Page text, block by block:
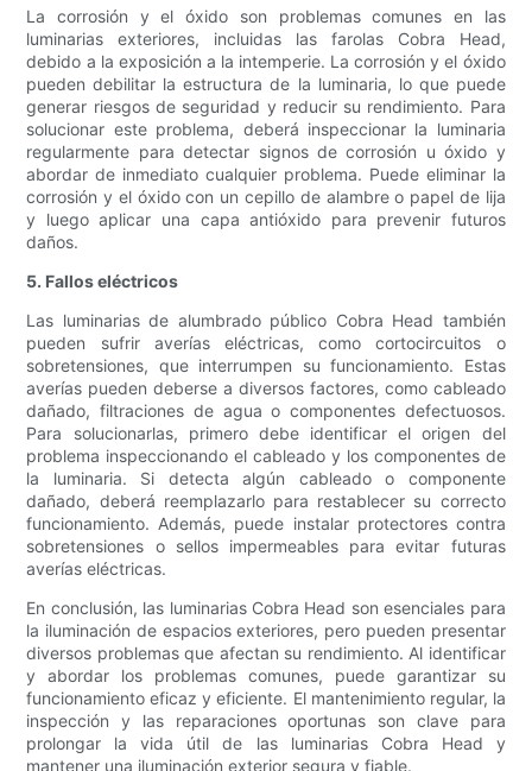
La corrosión y el óxido son problemas comunes en las
luminarias exteriores, incluidas las farolas Cobra Head,
debido a la exposición a la intemperie. La corrosión y el óxido
pueden debilitar la estructura de la luminaria, lo que puede
generar riesgos de seguridad y reducir su rendimiento. Para
solucionar este problema, deberá inspeccionar la luminaria
regularmente para detectar signos de corrosión u óxido y
abordar de inmediato cualquier problema. Puede eliminar la
corrosión y el óxido con un cepillo de alambre o papel de lija
y luego aplicar una capa antióxido para prevenir futuros
daños.
5. Fallos eléctricos
Las luminarias de alumbrado público Cobra Head también
pueden sufrir averías eléctricas, como cortocircuitos o
sobretensiones, que interrumpen su funcionamiento. Estas
averías pueden deberse a diversos factores, como cableado
dañado, filtraciones de agua o componentes defectuosos.
Para solucionarlas, primero debe identificar el origen del
problema inspeccionando el cableado y los componentes de
la luminaria. Si detecta algún cableado o componente
dañado, deberá reemplazarlo para restablecer su correcto
funcionamiento. Además, puede instalar protectores contra
sobretensiones o sellos impermeables para evitar futuras
averías eléctricas.
En conclusión, las luminarias Cobra Head son esenciales para
la iluminación de espacios exteriores, pero pueden presentar
diversos problemas que afectan su rendimiento. Al identificar
y abordar los problemas comunes, puede garantizar su
funcionamiento eficaz y eficiente. El mantenimiento regular, la
inspección y las reparaciones oportunas son clave para
prolongar la vida útil de las luminarias Cobra Head y
mantener una iluminación exterior segura y fiable.